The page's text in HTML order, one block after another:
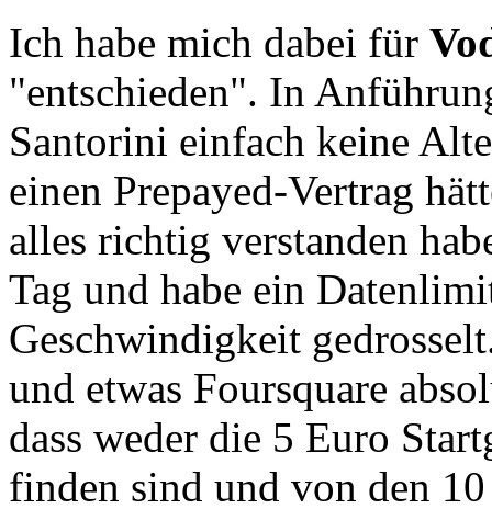
Ich habe mich dabei für
"entschieden". In
Santorini einfach keine
einen Prepayed-Vertrag
alles richtig verstanden
Tag und habe ein
Geschwindigkeit
und etwas Foursquare
dass weder die 5 Euro
finden sind und von den